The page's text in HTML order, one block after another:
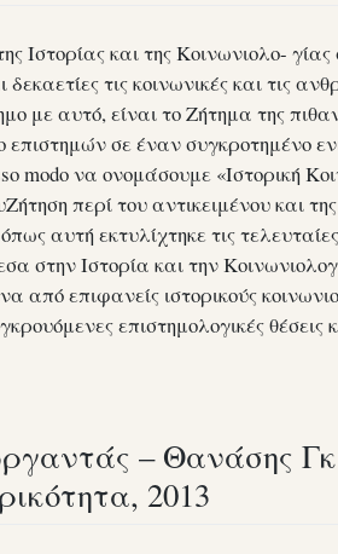
Ιστορίας και της Κοινωνιολο-
τις κοινωνικές και τις
με αυτό, είναι το Ζήτημα της
σε έναν συγκροτη­μένο
modo να ονομάσουμε «Ιστο­ρική
περί του αντικειμένου και
αυτή εκτυλίχτηκε τις
στην Ιστορία και την
από επιφανείς ιστορικούς
επιστημολογικές θέσεις
– Θανάσης
2013